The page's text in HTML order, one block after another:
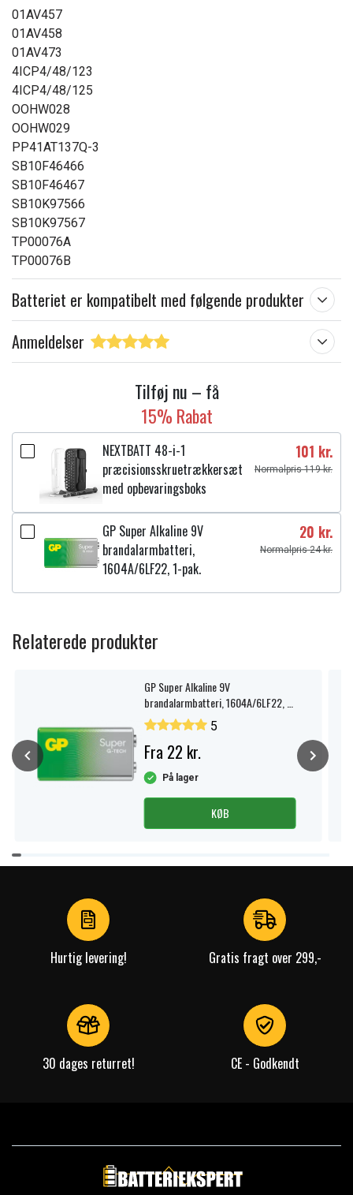
01AV457
01AV458
01AV473
4ICP4/48/123
4ICP4/48/125
OOHW028
OOHW029
PP41AT137Q-3
SB10F46466
SB10F46467
SB10K97566
SB10K97567
TP00076A
TP00076B
Batteriet er kompatibelt med følgende produkter
Anmeldelser
Tilføj nu – få
15% Rabat
NEXTBATT 48-i-1
præcisionsskruetrækkersæt
med opbevaringsboks
101 kr.
Normalpris 119 kr.
GP Super Alkaline 9V
brandalarmbatteri,
1604A/6LF22, 1-pak.
20 kr.
Normalpris 24 kr.
Relaterede produkter
GP Super Alkaline 9V
brandalarmbatteri, 1604A/6LF22, 1-
pak.
5
Fra 22 kr.
På lager
KØB
Item
1
Hurtig levering! Gratis fragt over 299,-
30 dages returret! CE - Godkendt